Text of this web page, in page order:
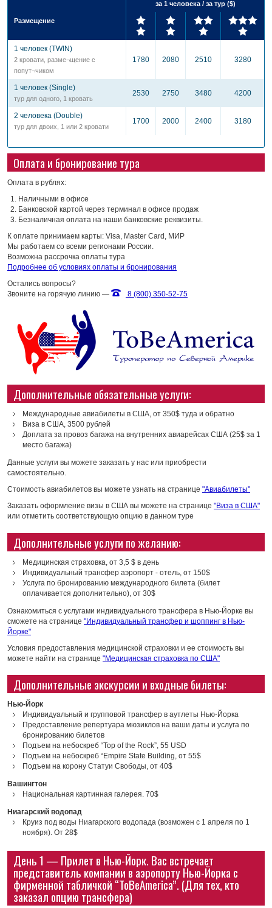
за 1 человека / за тур ($)
Размещение
1 человек (TWIN)
2 кровати, разме¬щение с
попут¬чиком
1780 2080 2510 3280
1 человек (Single)
тур для одного, 1 кровать
2530 2750 3480 4200
2 человека (Double)
тур для двоих, 1 или 2 кровати
1700 2000 2400 3180
Оплата и бронирование тура
Оплата в рублях:
Наличными в офисе
Банковской картой через терминал в офисе продаж
Безналичная оплата на наши банковские реквизиты.
К оплате принимаем карты: Visa, Master Card, МИР
Мы работаем со всеми регионами России.
Возможна рассрочка оплаты тура
Подробнее об условиях оплаты и бронирования
Остались вопросы?
Звоните на горячую линию —
8 (800) 350-52-75
Дополнительные обязательные услуги:
Международные авиабилеты в США, от 350$ туда и обратно
Виза в США, 3500 рублей
Доплата за провоз багажа на внутренних авиарейсах США (25$ за 1
место багажа)
Данные услуги вы можете заказать у нас или приобрести
самостоятельно.
Стоимость авиабилетов вы можете узнать на странице "Авиабилеты"
Заказать оформление визы в США вы можете на странице "Виза в США"
или отметить соответствующую опцию в данном туре
Дополнительные услуги по желанию:
Медицинская страховка, от 3,5 $ в день
Индивидуальный трансфер аэропорт - отель, от 150$
Услуга по бронированию международного билета (билет
оплачивается дополнительно), от 30$
Ознакомиться с услугами индивидуального трансфера в Нью-Йорке вы
сможете на странице "Индивидуальный трансфер и шоппинг в Нью-
Йорке"
Условия предоставления медицинской страховки и ее стоимость вы
можете найти на странице "Медицинская страховка по США"
Дополнительные экскурсии и входные билеты:
Нью-Йорк
Индивидуальный и групповой трансфер в аутлеты Нью-Йорка
Предоставление репертуара мюзиклов на ваши даты и услуга по
бронированию билетов
Подъем на небоскреб “Top of the Rock”, 55 USD
Подъем на небоскреб “Empire State Building, от 55$
Подъем на корону Статуи Свободы, от 40$
Вашингтон
Национальная картинная галерея. 70$
Ниагарский водопад
Круиз под воды Ниагарского водопада (возможен с 1 апреля по 1
ноября). От 28$
День 1 — Прилет в Нью-Йорк. Вас встречает
представитель компании в аэропорту Нью-Йорка с
фирменной табличкой “ToBeAmerica”. (Для тех, кто
заказал опцию трансфера)